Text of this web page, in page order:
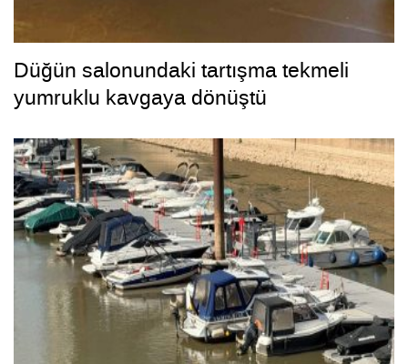
Düğün salonundaki tartışma tekmeli
yumruklu kavgaya dönüştü